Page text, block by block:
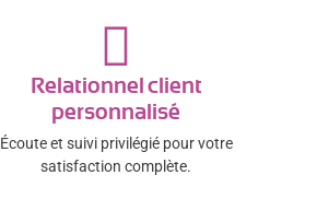
Relationnel client
personnalisé
Écoute et suivi privilégié pour votre
satisfaction complète.